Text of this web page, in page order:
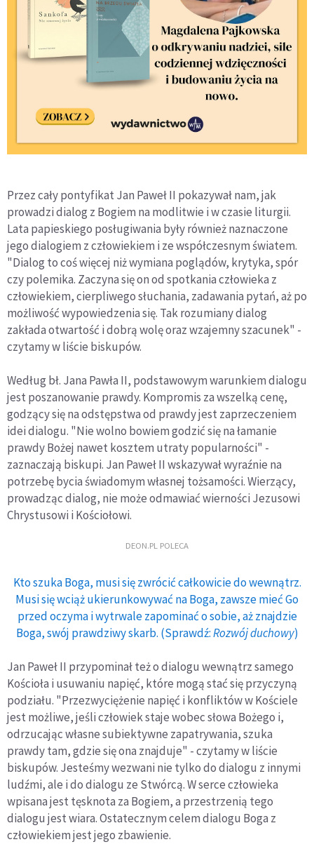
Przez cały pontyfikat Jan Paweł II pokazywał nam, jak
prowadzi dialog z Bogiem na modlitwie i w czasie liturgii.
Lata papieskiego posługiwania były również naznaczone
jego dialogiem z człowiekiem i ze współczesnym światem.
"Dialog to coś więcej niż wymiana poglądów, krytyka, spór
czy polemika. Zaczyna się on od spotkania człowieka z
człowiekiem, cierpliwego słuchania, zadawania pytań, aż po
możliwość wypowiedzenia się. Tak rozumiany dialog
zakłada otwartość i dobrą wolę oraz wzajemny szacunek" -
czytamy w liście biskupów.
Według bł. Jana Pawła II, podstawowym warunkiem dialogu
jest poszanowanie prawdy. Kompromis za wszelką cenę,
godzący się na odstępstwa od prawdy jest zaprzeczeniem
idei dialogu. "Nie wolno bowiem godzić się na łamanie
prawdy Bożej nawet kosztem utraty popularności" -
zaznaczają biskupi. Jan Paweł II wskazywał wyraźnie na
potrzebę bycia świadomym własnej tożsamości. Wierzący,
prowadząc dialog, nie może odmawiać wierności Jezusowi
Chrystusowi i Kościołowi.
DEON.PL POLECA
Kto szuka Boga, musi się zwrócić całkowicie do wewnątrz.
Musi się wciąż ukierunkowywać na Boga, zawsze mieć Go
przed oczyma i wytrwale zapominać o sobie, aż znajdzie
Boga, swój prawdziwy skarb. (Sprawdź:Rozwój duchowy)
Jan Paweł II przypominał też o dialogu wewnątrz samego
Kościoła i usuwaniu napięć, które mogą stać się przyczyną
podziału. "Przezwyciężenie napięć i konfliktów w Kościele
jest możliwe, jeśli człowiek staje wobec słowa Bożego i,
odrzucając własne subiektywne zapatrywania, szuka
prawdy tam, gdzie się ona znajduje" - czytamy w liście
biskupów. Jesteśmy wezwani nie tylko do dialogu z innymi
ludźmi, ale i do dialogu ze Stwórcą. W serce człowieka
wpisana jest tęsknota za Bogiem, a przestrzenią tego
dialogu jest wiara. Ostatecznym celem dialogu Boga z
człowiekiem jest jego zbawienie.